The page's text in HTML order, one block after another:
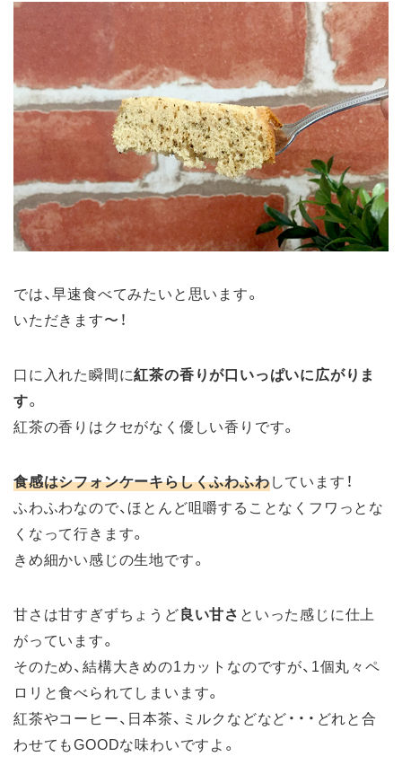
では、早速食べてみたいと思います。
いただきます〜！
口に入れた瞬間に紅茶の香りが口いっぱいに広がりま
す。
紅茶の香りはクセがなく優しい香りです。
食感はシフォンケーキらしくふわふわしています！
ふわふわなので、ほとんど咀嚼することなくフワっとな
くなって行きます。
きめ細かい感じの生地です。
甘さは甘すぎずちょうど良い甘さ といった感じに仕上
がっています。
そのため、結構大きめの1カットなのですが、1個丸々ペ
ロリと食べられてしまいます。
紅茶やコーヒー、日本茶、ミルクなどなど・・・どれと合
わせてもGOODな味わいですよ。